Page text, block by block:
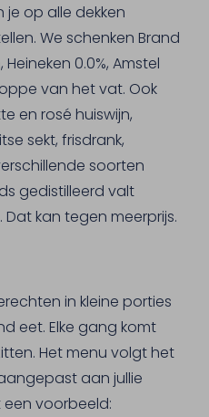
je op alle dekken
We schenken Brand
0.0%, Amstel
van het vat. Ook
en rosé huiswijn,
sekt, frisdrank,
soorten
gedistilleerd valt
kan tegen meerprijs.
in kleine porties
eet. Elke gang komt
Het menu volgt het
aan jullie
voorbeeld: